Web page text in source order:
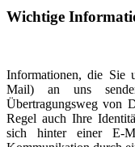
Wichtige
Informationen, die Sie
Mail) an uns
Übertragungsweg von
Regel auch Ihre
sich hinter einer E-